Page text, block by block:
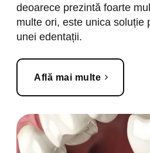
deoarece prezintă foarte
multe ori, este unica soluție
unei edentații.
Află mai multe